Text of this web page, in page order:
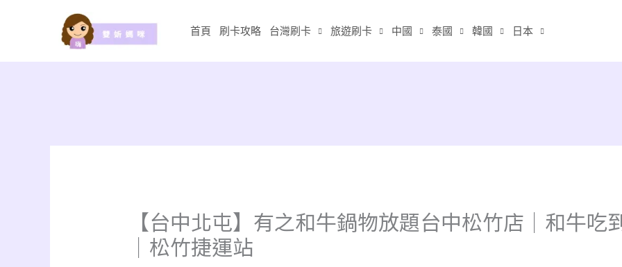
首頁 刷卡攻略 台灣刷卡 旅遊刷卡 中國 泰國 韓國 日本
【台中北屯】有之和牛鍋物放題台中松竹店｜和牛吃
｜松竹捷運站